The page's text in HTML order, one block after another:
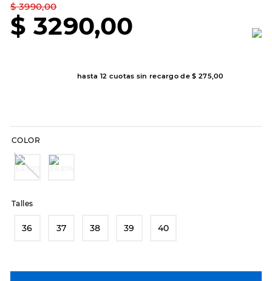
$ 3990,00
$ 3290,00
hasta 12 cuotas sin recargo de$ 275,00
COLOR
Talles
36 37 38 39 40